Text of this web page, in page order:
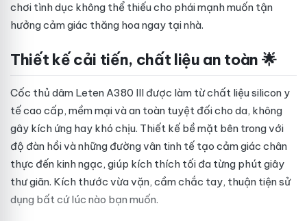
chơi tình dục không thể thiếu cho phái mạnh muốn tận
hưởng cảm giác thăng hoa ngay tại nhà.
Thiết kế cải tiến, chất liệu an toàn 🌟
Cốc thủ dâm Leten A380 III được làm từ chất liệu silicon y
tế cao cấp, mềm mại và an toàn tuyệt đối cho da, không
gây kích ứng hay khó chịu. Thiết kế bề mặt bên trong với
độ đàn hồi và những đường vân tinh tế tạo cảm giác chân
thực đến kinh ngạc, giúp kích thích tối đa từng phút giây
thư giãn. Kích thước vừa vặn, cầm chắc tay, thuận tiện sử
dụng bất cứ lúc nào bạn muốn.